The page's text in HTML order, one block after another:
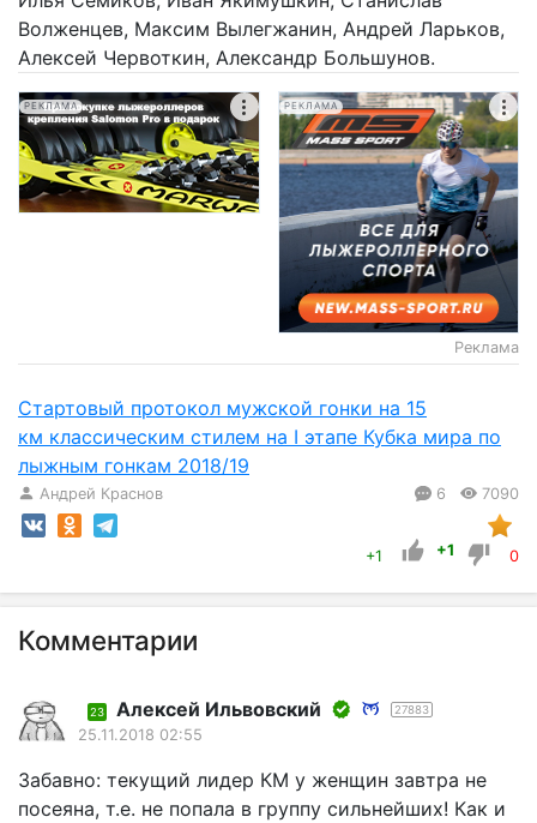
Волженцев, Максим Вылегжанин, Андрей Ларьков,
Алексей Червоткин, Александр Большунов.
РЕКЛАМА РЕКЛАМА
Реклама
Стартовый протокол мужской гонки на 15
км классическим стилем на I этапе Кубка мира по
лыжным гонкам 2018/19
Андрей Краснов 6 7090
+1 +1 0
Комментарии
23 Алексей Ильвовский 27883
25.11.2018 02:55
Забавно: текущий лидер КМ у женщин завтра не
посеяна, т.е. не попала в группу сильнейших! Как и